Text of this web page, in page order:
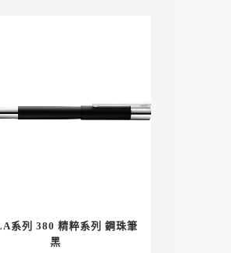
系列 380 精粹系列 鋼珠筆
黑